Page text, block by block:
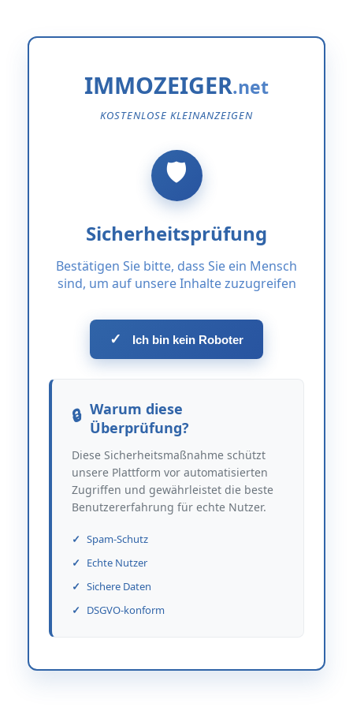
IMMOZEIGER
KOSTENLOSE KLEINANZEIGEN
Sicherheitsprüfung
Bestätigen Sie bitte, dass Sie ein Mensch
sind, um auf unsere Inhalte zuzugreifen
✓ Ich bin kein Roboter
Warum diese
Überprüfung?
Diese Sicherheitsmaßnahme schützt
unsere Plattform vor automatisierten
Zugriffen und gewährleistet die beste
Benutzererfahrung für echte Nutzer.
Spam-Schutz
Echte Nutzer
Sichere Daten
DSGVO-konform